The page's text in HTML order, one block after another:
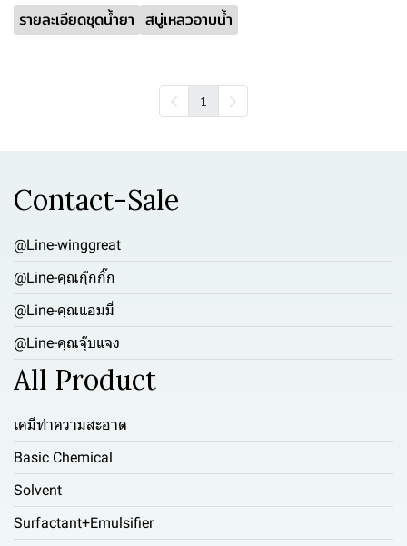
รายละเอียดชุดน้ำยา สบู่เหลวอาบน้ำ
1
Contact-Sale
@Line-winggreat
@Line-คุณกุ๊กกิ๊ก
@Line-คุณแอมมี่
@Line-คุณจุ๊บแจง
All Product
เคมีทำความสะอาด
Basic Chemical
Solvent
Surfactant+Emulsifier